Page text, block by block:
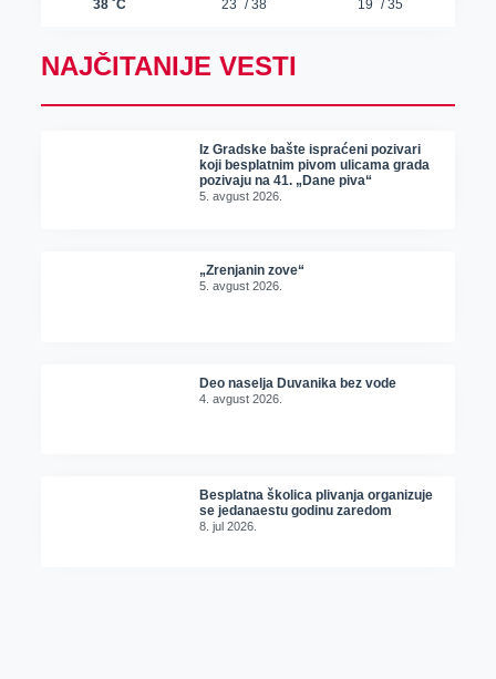
NAJČITANIJE VESTI
Iz Gradske bašte ispraćeni pozivari
koji besplatnim pivom ulicama grada
pozivaju na 41. „Dane piva“
5. avgust 2026.
„Zrenjanin zove“
5. avgust 2026.
Deo naselja Duvanika bez vode
4. avgust 2026.
Besplatna školica plivanja organizuje
se jedanaestu godinu zaredom
8. jul 2026.